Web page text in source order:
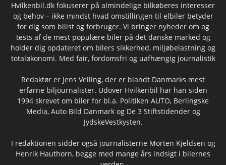
Hvilkenbil.dk fokuserer på almindelige bilkøberes interesser
og behov – ikke mindst hvad omstillingen til elbiler betyder
for dig som bilist og forbruger. Vi bringer nyheder om og
tests af de mest populære biler på det danske marked og
holder dig opdateret om bilers sikkerhed, miljøbelastning og
totaløkonomi. Med fair, fordomsfri og uafhængig journalistik
Redaktør er Jens Velling, der er blandt Danmarks mest
erfarne biljournalister. Udover Hvilkenbil har han siden
1994 skrevet om biler for bl.a. Politiken AUTO, Berlingske
Media, Auto Bild Danmark og De 3 Stiftstidender og
JydskeVestkysten.
I redaktionen sidder også journalisterne Morten Kjeldsen og
Henrik Hauthorn, begge med mange års indsigt i bilernes